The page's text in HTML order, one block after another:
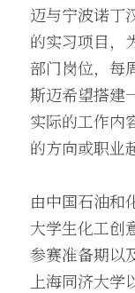
迈与宁波诺丁
的实习项目，
部门岗位，每
斯迈希望搭建
实际的工作内
的方向或职业
由中国石油和
大学生化工创
参赛准备期以
上海同济大